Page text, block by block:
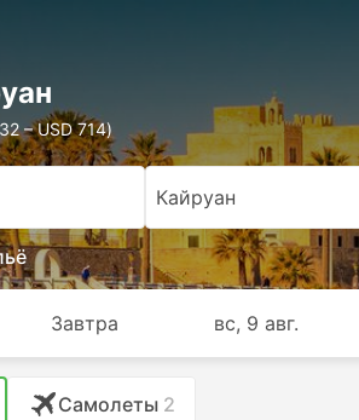
– USD 714)
Кайруан
Завтра вс, 9 авг.
Самолеты 2